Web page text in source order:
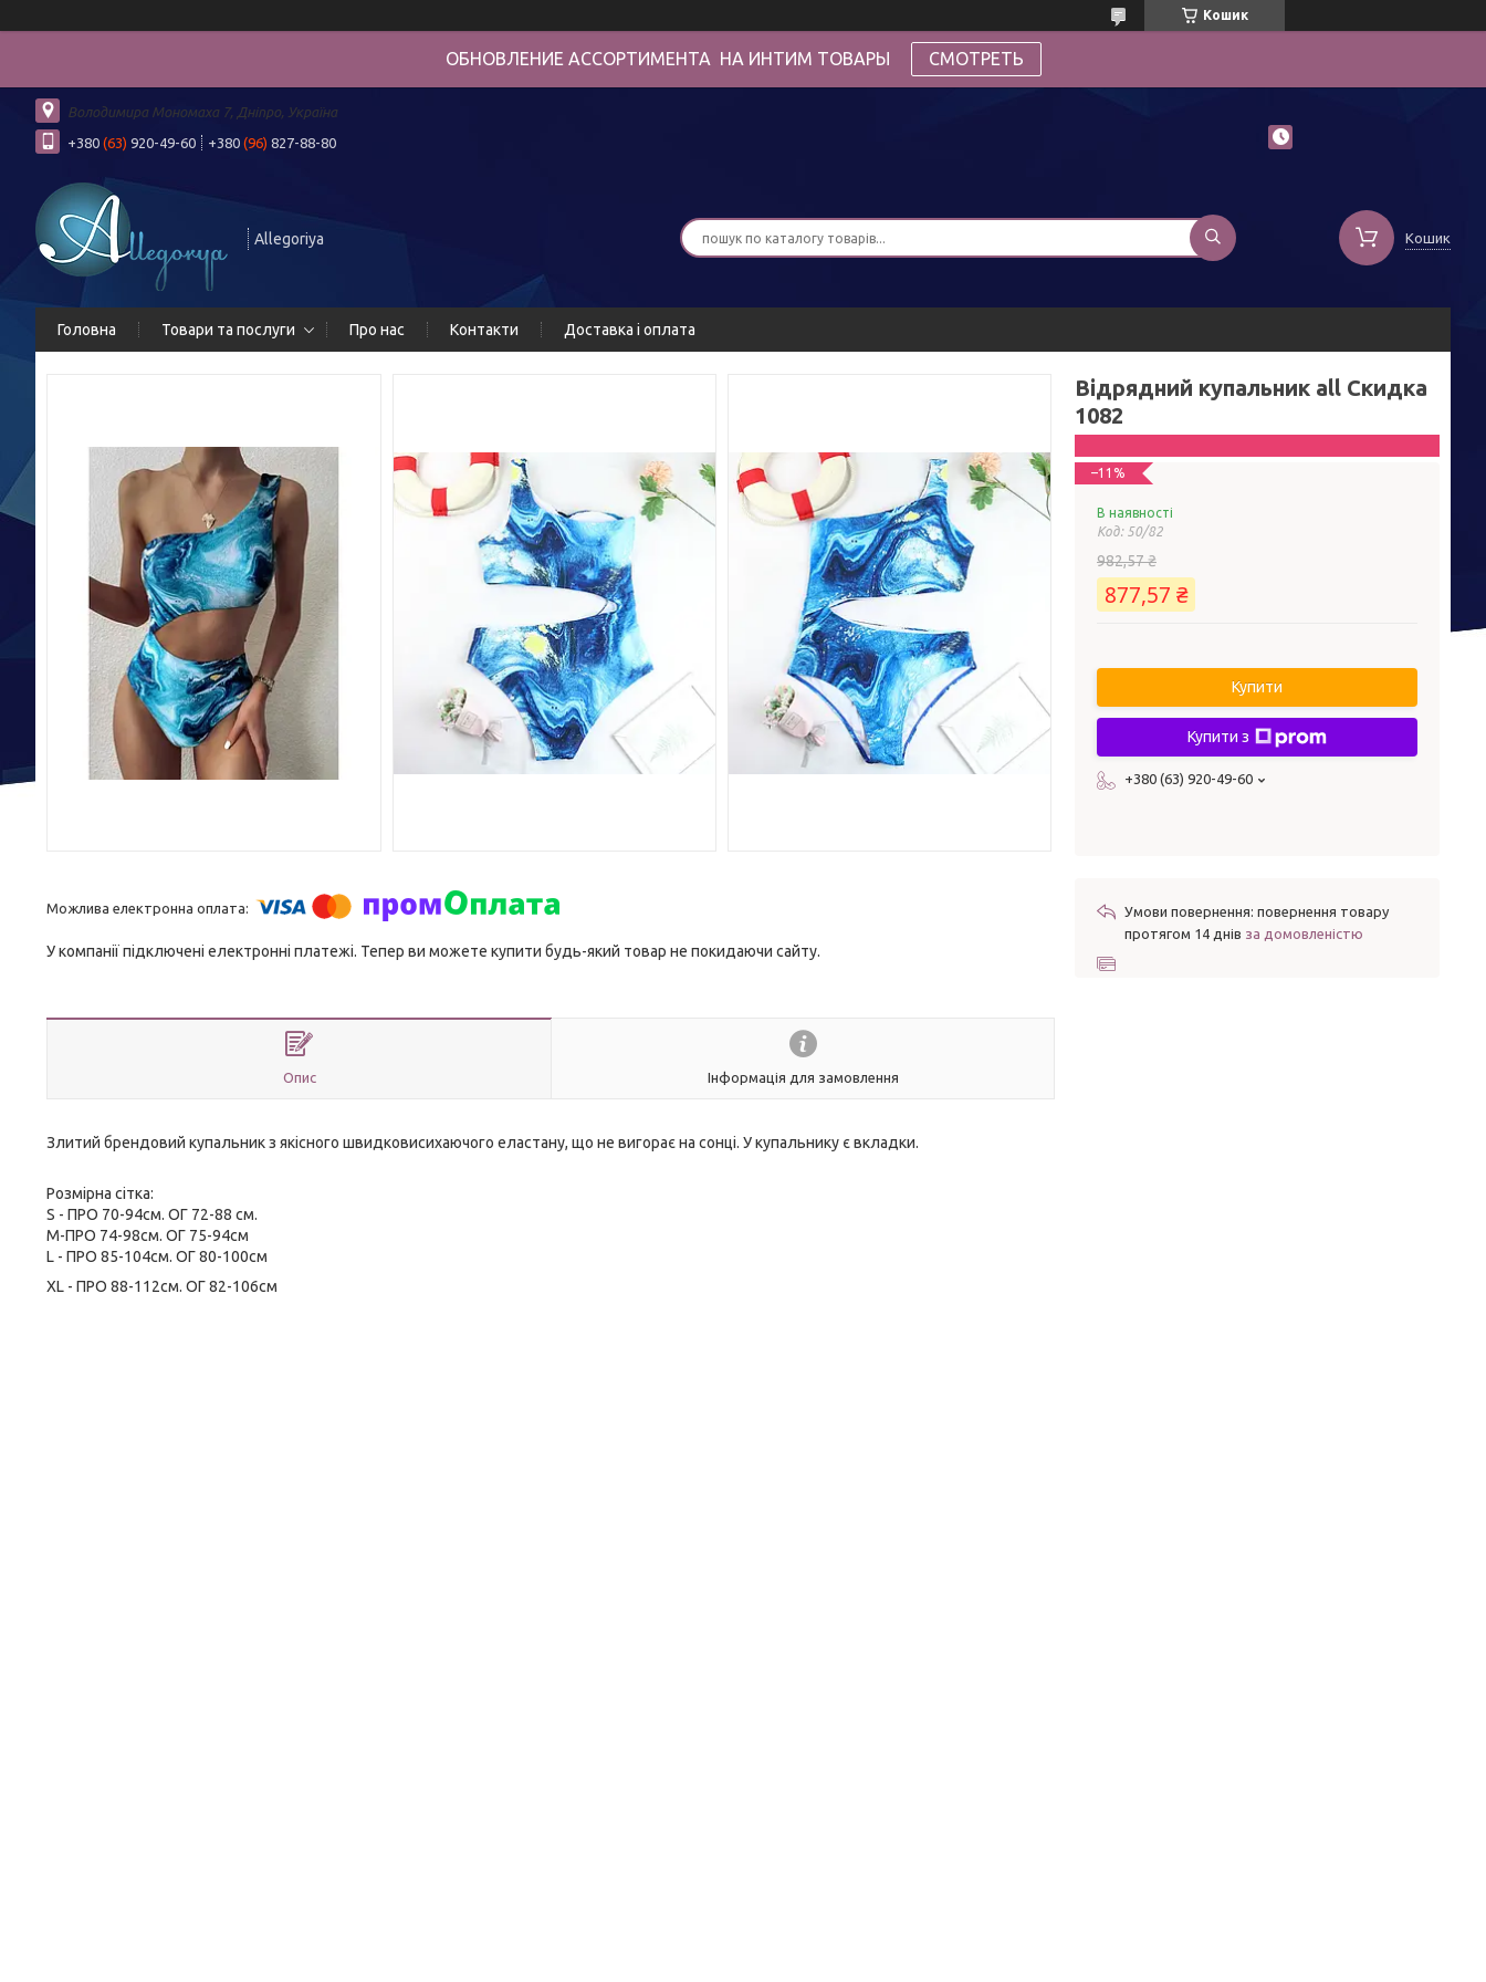
Кошик
ОБНОВЛЕНИЕ АССОРТИМЕНТА НА ИНТИМ ТОВАРЫ СМОТРЕТЬ
Володимира Мономаха 7, Дніпро, Україна
+380 (63) 920-49-60 +380 (96) 827-88-80
Allegoriya Кошик
Головна Товари та послуги Про нас Контакти Доставка і оплата
У компанії підключені електронні платежі. Тепер ви можете купити будь-який товар не покидаючи сайту.
Опис Інформація для замовлення
Злитий брендовий купальник з якісного швидковисихаючого еластану, що не вигорає на сонці. У купальнику є вкладки.
Розмірна сітка:
S - ПРО 70-94см. ОГ 72-88 см.
M-ПРО 74-98см. ОГ 75-94см
L - ПРО 85-104см. ОГ 80-100см
ХL - ПРО 88-112см. ОГ 82-106см
Відрядний купальник all Скидка
1082
–11%
В наявності
Код: 50/82
982,57 ₴
877,57 ₴
Купити
Купити з
+380 (63) 920-49-60
повернення товару
протягом 14 днів за домовленістю